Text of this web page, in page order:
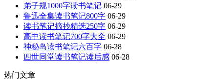
弟子规1000字读书笔记 06-29
鲁迅全集读书笔记800字 06-29
读书笔记摘抄精选250字 06-29
高中读书笔记700字大全 06-29
神秘岛读书笔记六百字 06-28
四世同堂读书笔记读后感 06-28
热门文章